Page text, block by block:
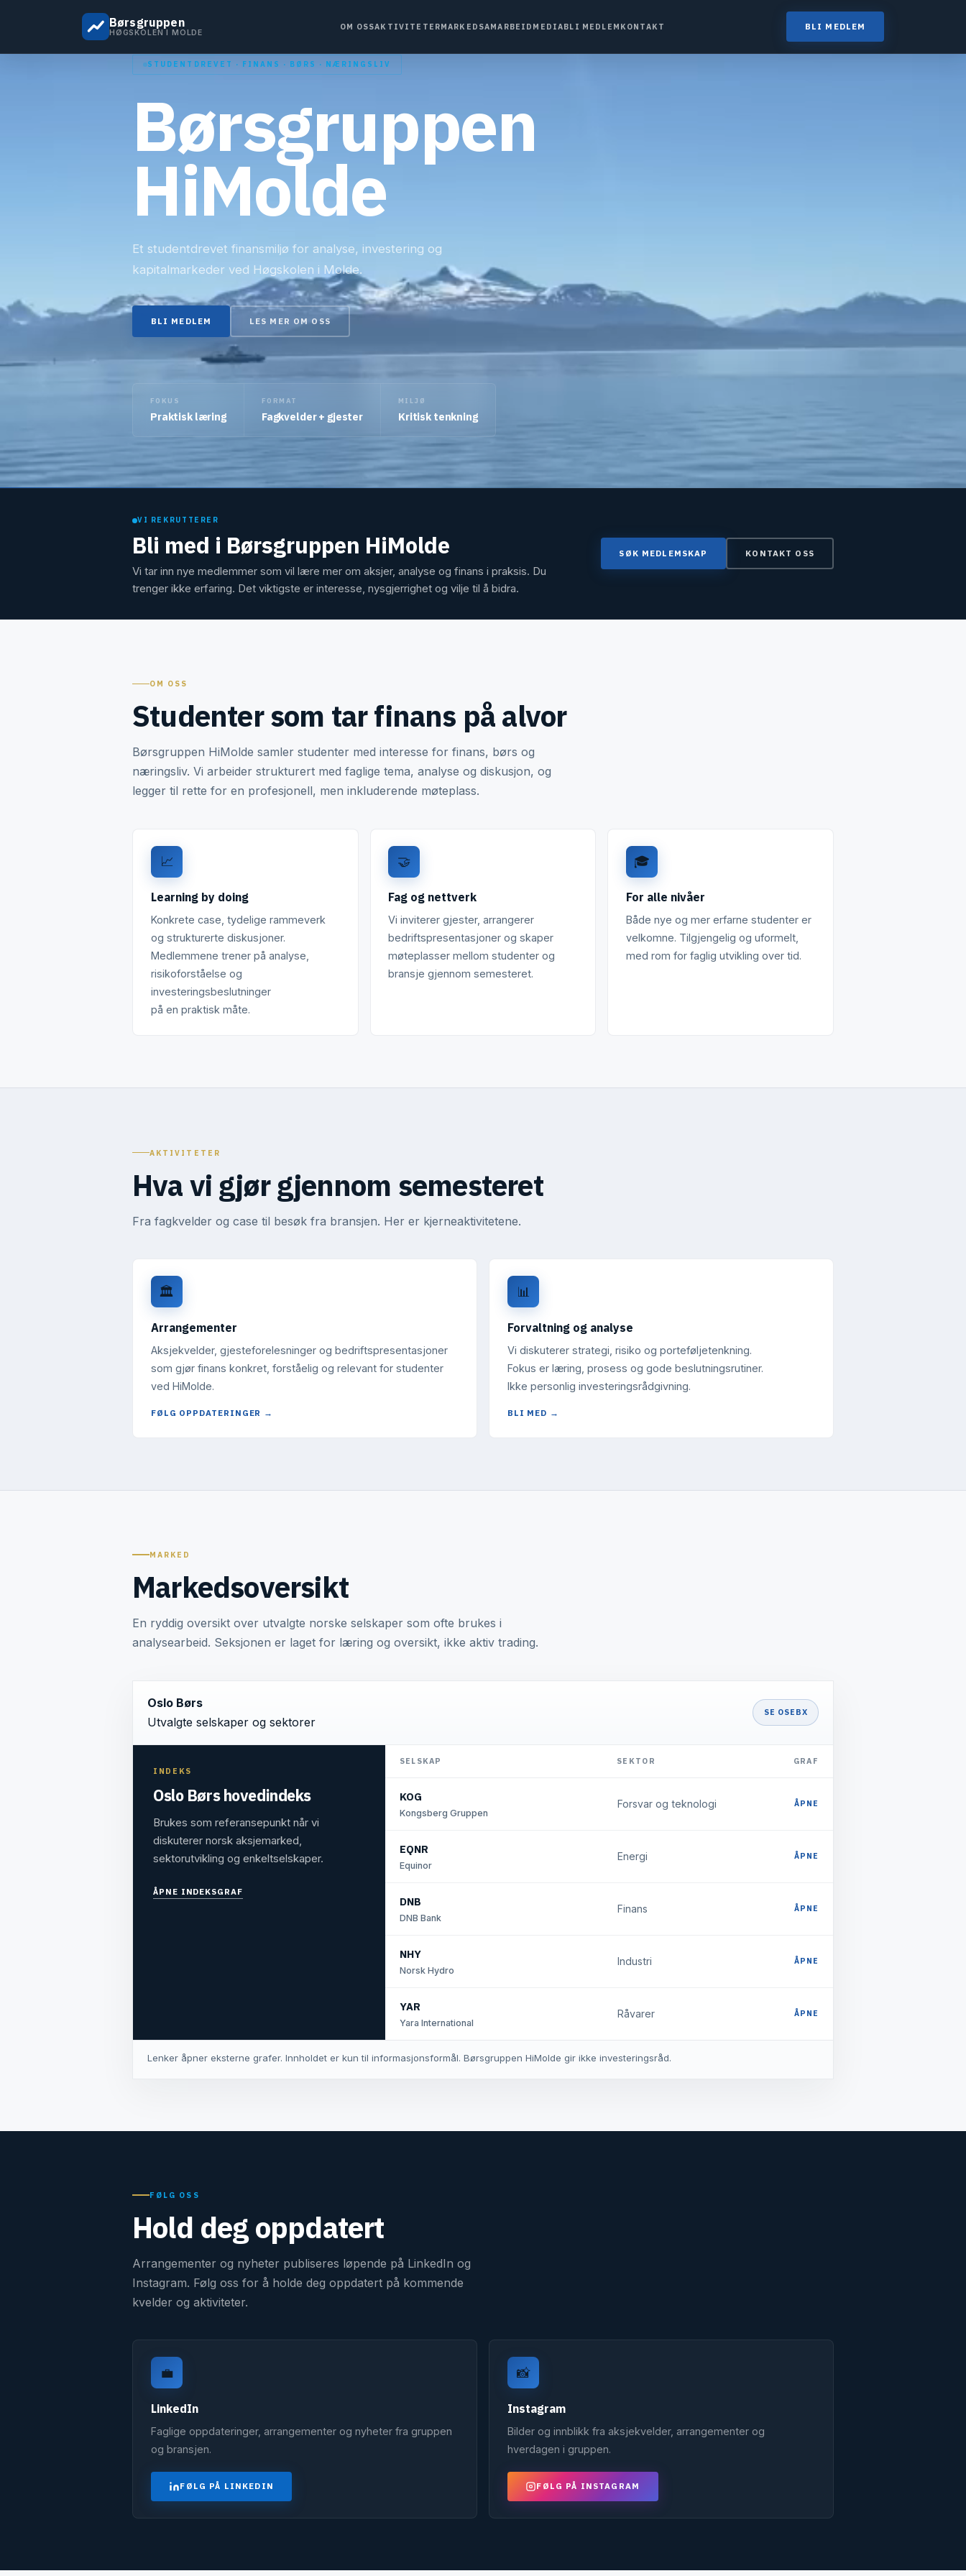
Børsgruppen
HØGSKOLEN I MOLDE
OM OSSAKTIVITETERMARKED SAMARBEID MEDIABLI MEDLEM KONTAKT BLI MEDLEM
STUDENTDREVET · FINANS · BØRS · NÆRINGSLIV
Børsgruppen
HiMolde
Et studentdrevet finansmiljø for analyse, investering og
kapitalmarkeder ved Høgskolen i Molde.
BLI MEDLEM LES MER OM OSS
FOKUS
Praktisk læring
FORMAT
Fagkvelder + gjester
MILJØ
Kritisk tenkning
VI REKRUTTERER
Bli med i Børsgruppen HiMolde
Vi tar inn nye medlemmer som vil lære mer om aksjer, analyse og finans i praksis. Du
trenger ikke erfaring. Det viktigste er interesse, nysgjerrighet og vilje til å bidra.
SØK MEDLEMSKAP KONTAKT OSS
OM OSS
Studenter som tar finans på alvor
Børsgruppen HiMolde samler studenter med interesse for finans, børs og
næringsliv. Vi arbeider strukturert med faglige tema, analyse og diskusjon, og
legger til rette for en profesjonell, men inkluderende møteplass.
📈
Learning by doing
Konkrete case, tydelige rammeverk
og strukturerte diskusjoner.
Medlemmene trener på analyse,
risikoforståelse og
investeringsbeslutninger
på en praktisk måte.
🤝
Fag og nettverk
Vi inviterer gjester, arrangerer
bedriftspresentasjoner og skaper
møteplasser mellom studenter og
bransje gjennom semesteret.
🎓
For alle nivåer
Både nye og mer erfarne studenter er
velkomne. Tilgjengelig og uformelt,
med rom for faglig utvikling over tid.
AKTIVITETER
Hva vi gjør gjennom semesteret
Fra fagkvelder og case til besøk fra bransjen. Her er kjerneaktivitetene.
🏛️
Arrangementer
Aksjekvelder, gjesteforelesninger og bedriftspresentasjoner
som gjør finans konkret, forståelig og relevant for studenter
ved HiMolde.
FØLG OPPDATERINGER →
📊
Forvaltning og analyse
Vi diskuterer strategi, risiko og porteføljetenkning.
Fokus er læring, prosess og gode beslutningsrutiner.
Ikke personlig investeringsrådgivning.
BLI MED →
MARKED
Markedsoversikt
En ryddig oversikt over utvalgte norske selskaper som ofte brukes i
analysearbeid. Seksjonen er laget for læring og oversikt, ikke aktiv trading.
Oslo Børs
Utvalgte selskaper og sektorer
SE OSEBX
INDEKS
Oslo Børs hovedindeks
Brukes som referansepunkt når vi
diskuterer norsk aksjemarked,
sektorutvikling og enkeltselskaper.
ÅPNE INDEKSGRAF
SELSKAP SEKTOR GRAF
KOG
Kongsberg Gruppen
Forsvar og teknologi ÅPNE
EQNR
Equinor
Energi ÅPNE
DNB
DNB Bank
Finans ÅPNE
NHY
Norsk Hydro
Industri ÅPNE
YAR
Yara International
Råvarer ÅPNE
Lenker åpner eksterne grafer. Innholdet er kun til informasjonsformål. Børsgruppen HiMolde gir ikke investeringsråd.
FØLG OSS
Hold deg oppdatert
Arrangementer og nyheter publiseres løpende på LinkedIn og
Instagram. Følg oss for å holde deg oppdatert på kommende
kvelder og aktiviteter.
💼
LinkedIn
Faglige oppdateringer, arrangementer og nyheter fra gruppen
og bransjen.
FØLG PÅ LINKEDIN
📸
Instagram
Bilder og innblikk fra aksjekvelder, arrangementer og
hverdagen i gruppen.
FØLG PÅ INSTAGRAM